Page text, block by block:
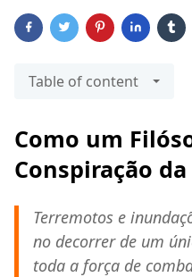
Table of content
Como um
Conspiração
Terremotos e
no decorrer de um
toda a força de